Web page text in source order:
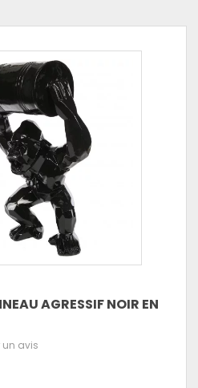
AGRESSIF NOIR EN
un avis